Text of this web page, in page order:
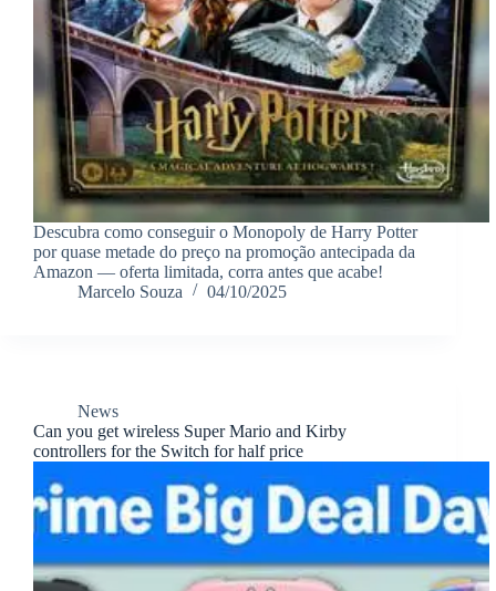
Descubra como conseguir o Monopoly de Harry Potter
por quase metade do preço na promoção antecipada da
Amazon — oferta limitada, corra antes que acabe!
Marcelo Souza
04/10/2025
News
Can you get wireless Super Mario and Kirby
controllers for the Switch for half price